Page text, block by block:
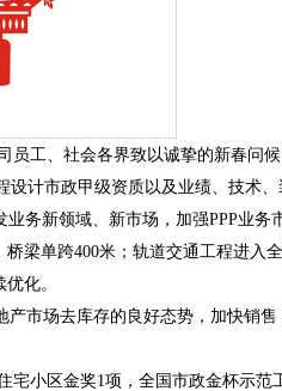
工、社会各界致以诚挚的新春问候
计市政甲级资质以及业绩、技术
务新领域、新市场， 加强PPP业务
桥梁单跨400米；轨道交通工程进入
化。
产市场去库存的良好态势，加快销
宅小区金奖1项，全国市政金杯示范